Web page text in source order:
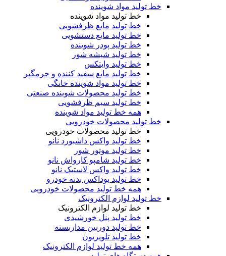
خط تولید مواد شوینده
خط تولید مواد شوینده
خط تولید مایع ظرفشویی
خط تولید مایع دستشویی
خط تولید پودر شوینده
خط تولید شیشه شور
خط تولید وایتکس
خط تولید مایع سفید کننده و جرمگیر
خط تولید مواد شوینده خانگی
خط تولید محصولات شوینده صنعتی
خط تولید سیم ظرفشویی
همه خط تولید مواد شوینده
خط تولید محصولات خودرویی
خط تولید محصولات خودرویی
خط تولید واکس داشبورد نانو
خط تولید موتور شور
خط تولید شامپو کارواش نانو
خط تولید واکس لاستیک نانو
خط تولید یوداکس بدنه خودرو
همه خط تولید محصولات خودرویی
خط تولید لوازم الکترونیک
خط تولید لوازم الکترونیک
خط تولید پنل خورشیدی
خط تولید دوربین مداربسته
خط تولید تلویزیون
همه خط تولید لوازم الکترونیک